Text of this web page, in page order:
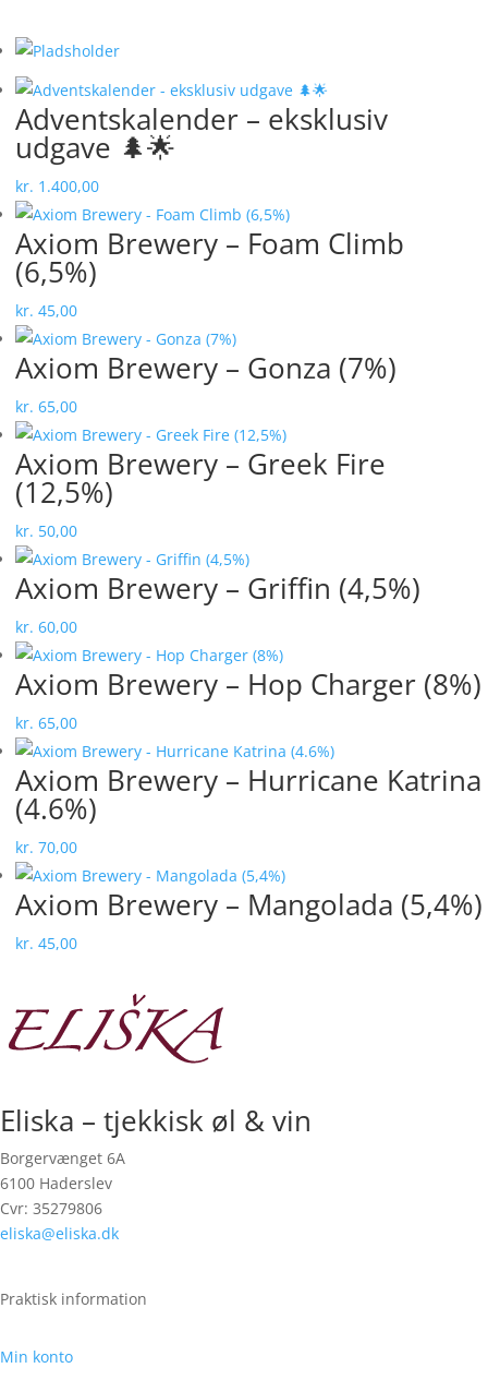
Adventskalender – eksklusiv
udgave 🌲🌟
kr. 1.400,00
Axiom Brewery – Foam Climb
(6,5%)
kr. 45,00
Axiom Brewery – Gonza (7%)
kr. 65,00
Axiom Brewery – Greek Fire
(12,5%)
kr. 50,00
Axiom Brewery – Griffin (4,5%)
kr. 60,00
Axiom Brewery – Hop Charger (8%)
kr. 65,00
Axiom Brewery – Hurricane Katrina
(4.6%)
kr. 70,00
Axiom Brewery – Mangolada (5,4%)
kr. 45,00
Eliska – tjekkisk øl & vin
Borgervænget 6A
6100 Haderslev
Cvr: 35279806
eliska@eliska.dk
Praktisk information
Min konto